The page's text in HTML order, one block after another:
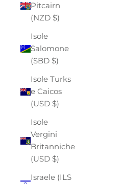
Pitcairn
(NZD $)
Isole
Salomone
(SBD $)
Isole Turks
e Caicos
(USD $)
Isole
Vergini
Britanniche
(USD $)
Israele (ILS